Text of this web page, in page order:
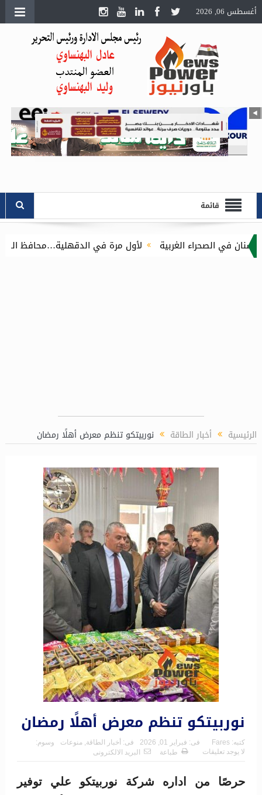
أغسطس 06, 2026
قائمة
لأول مرة في الدقهلية…محافظ الدقهلية يُطلق مبادرة توصيل أسطوانات
الرئيسية أخبار الطاقة نوربيتكو تنظم معرض أهلًا رمضان
نوربيتكو تنظم معرض أهلًا رمضان
كتبه: Fares فى: فبراير 01, 2026 فى: أخبار الطاقة منوعات
وسوم:
لا يوجد تعليقات
طباعة البريد الالكترونى
حرصًا من اداره شركة نوربيتكو علي توفير